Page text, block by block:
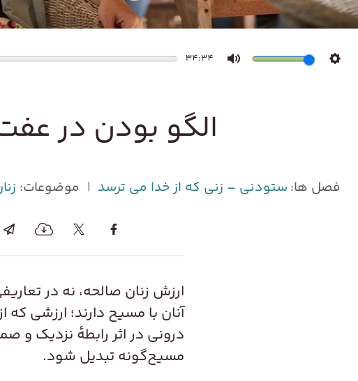
34:34
Mute
الگو بودن در
فصل ها: ستودنی – زنی که از خدا می ترسد | موضوعات:
ارزش زنان صالحه، نه در
آنان با مسیح دارند؛ ارزشی
درونی در اثر رابطه‌ٔ نزدیک و
مسیح‌گونه تبدیل شود.